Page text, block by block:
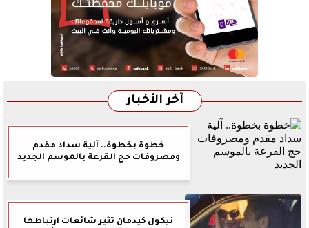
آخر الأخبار
خطوة بخطوة.. آلية سداد مقدم
ومصروفات حج القرعة بالموسم الجديد
نيكول كيدمان تثير شائعات ارتباطها